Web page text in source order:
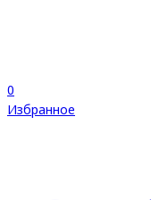
0
Избранное